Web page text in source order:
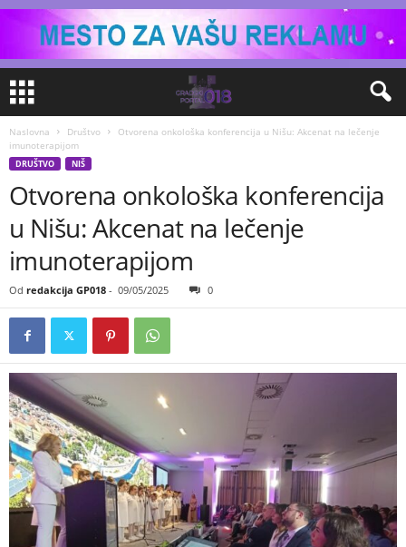
Naslovna Društvo
Otvorena onkološka konferencija u Nišu: Akcenat na lečenje
imunoterapijom
DRUŠTVO NIŠ
Otvorena onkološka konferencija
u Nišu: Akcenat na lečenje
imunoterapijom
Od redakcija GP018 - 09/05/2025 0